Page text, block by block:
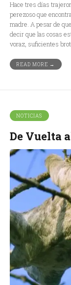
Hace tres días
perezoso que
madre. A pesar de
decir que las cosas
voraz, suficientes
READ MORE →
NOTICIAS
De Vuelta